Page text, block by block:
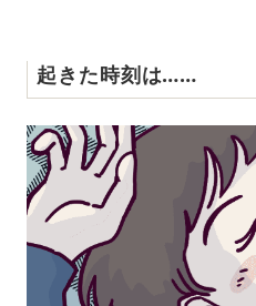
起きた時刻は……